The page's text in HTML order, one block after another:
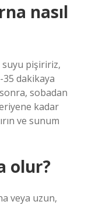
nasıl
suyu pişiririz,
35 dakikaya
sobadan
kadar
ve sunum
olur?
veya uzun,